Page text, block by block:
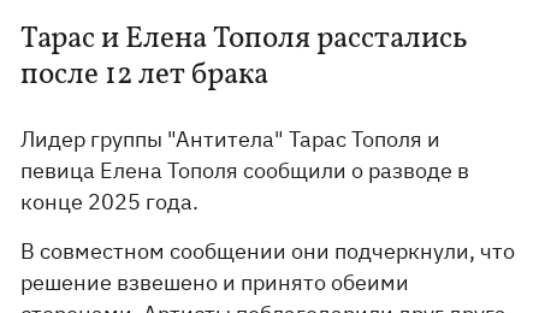
Тарас и Елена Тополя расстались
после 12 лет брака
Лидер группы "Антитела" Тарас Тополя и
певица Елена Тополя сообщили о разводе в
конце 2025 года.
В совместном сообщении они подчеркнули, что
решение взвешено и принято обеими